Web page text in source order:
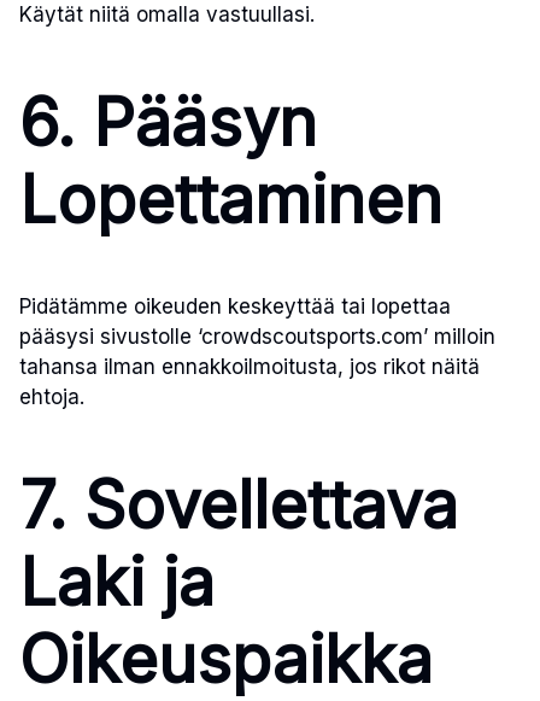
Käytät niitä omalla vastuullasi.
6. Pääsyn
Lopettaminen
Pidätämme oikeuden keskeyttää tai lopettaa
pääsysi sivustolle ‘crowdscoutsports.com’ milloin
tahansa ilman ennakkoilmoitusta, jos rikot näitä
ehtoja.
7. Sovellettava
Laki ja
Oikeuspaikka